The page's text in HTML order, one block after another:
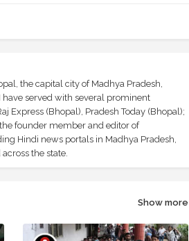
the capital city of Madhya Pradesh,
have served with several prominent
Express (Bhopal), Pradesh Today (Bhopal);
founder member and editor of
Hindi news portals in Madhya Pradesh,
the state.
Show more